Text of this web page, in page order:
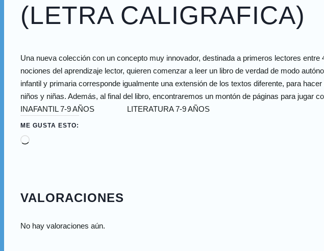
(LETRA CALIGRAFICA)
Una nueva colección con un concepto muy innovador, destinada a primeros lectores
nociones del aprendizaje lector, quieren comenzar a leer un libro de verdad de modo
infantil y primaria corresponde igualmente una extensión de los textos diferente, para
niños y niñas. Además, al final del libro, encontraremos un montón de páginas para jugar
INAFANTIL 7-9 AÑOS LITERATURA 7-9 AÑOS
ME GUSTA ESTO:
VALORACIONES
No hay valoraciones aún.